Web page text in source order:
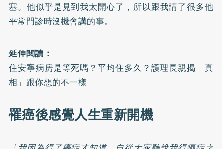
塞。他似乎是見到我太開心了，所以跟我講了很多他
平常門診時沒機會講的事。
延伸閱讀：
住安寧病房是等死嗎？平均住多久？護理長親揭「真
相」跟你想的不一樣
罹癌後感覺人生重新開機